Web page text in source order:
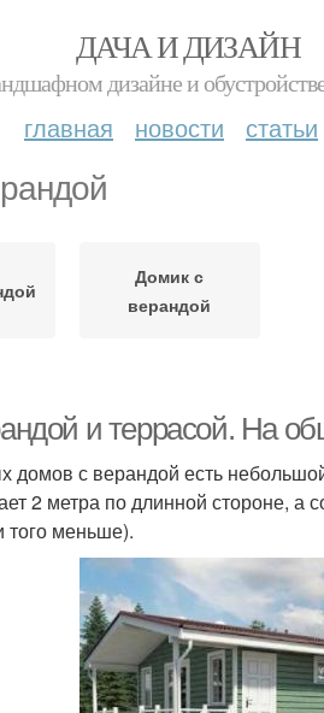
ДАЧА И ДИЗАЙН
дизайне и
главная новости статьи
Домик с
верандой
и террасой. На
домов с верандой есть
2 метра по длинной стороне, а
того меньше).